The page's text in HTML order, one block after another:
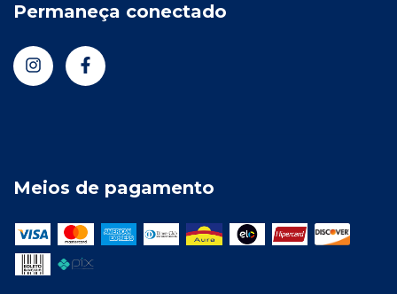
Permaneça conectado
Meios de pagamento